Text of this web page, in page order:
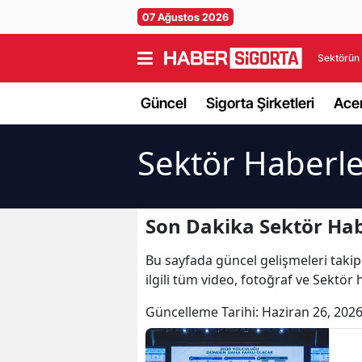
07 Ağustos 2026
Sektörün
Güncel Sigorta Şirketleri
Sektör
Son Dakika Sektör
Bu sayfada güncel gelişmeleri
ilgili tüm video, fotoğraf ve Sektör
Güncelleme Tarihi: Haziran 26,